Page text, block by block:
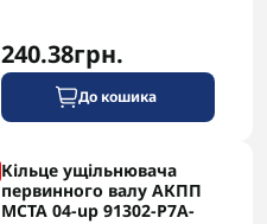
240.38грн.
До кошика
Кільце ущільнювача
первинного валу АКПП
MCTA 04-up 91302-P7A-